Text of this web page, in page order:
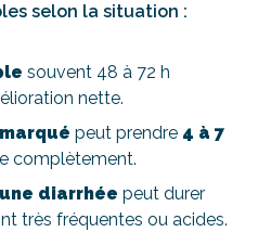
selon la situation :
souvent 48 à 72 h
nette.
peut prendre 4 à 7
complètement.
diarrhée peut durer
très fréquentes ou acides.